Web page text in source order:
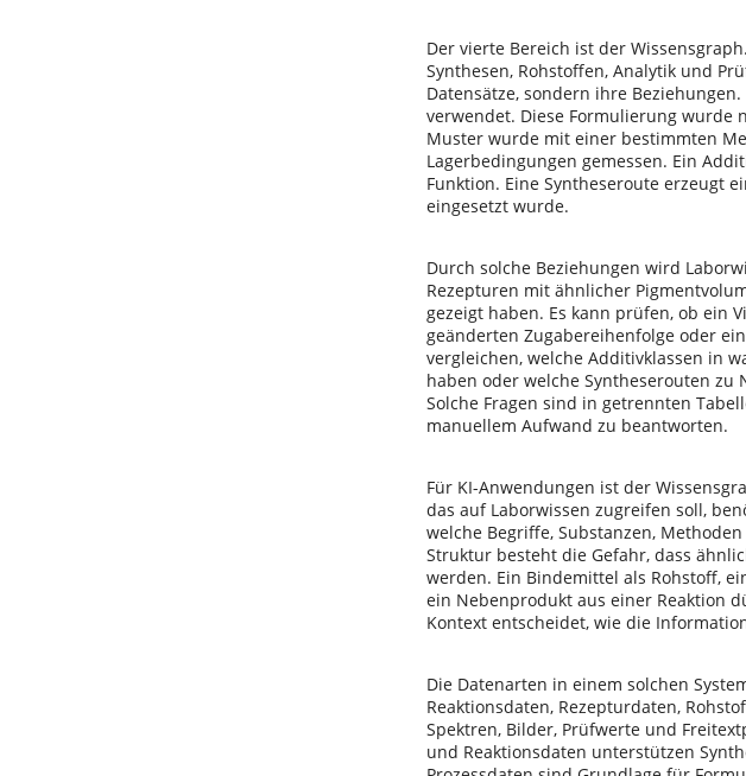
Der vierte Bereich ist der
Synthesen, Rohstoffen, Analytik und
Datensätze, sondern ihre
verwendet. Diese Formulierung wurde
Muster wurde mit einer bestimmten
Lagerbedingungen gemessen. Ein
Funktion. Eine Syntheseroute erzeugt
eingesetzt wurde.
Durch solche Beziehungen wird
Rezepturen mit ähnlicher
gezeigt haben. Es kann prüfen, ob ein
geänderten Zugabereihenfolge oder
vergleichen, welche Additivklassen in
haben oder welche Syntheserouten
Solche Fragen sind in getrennten
manuellem Aufwand zu beantworten.
Für KI-Anwendungen ist der
das auf Laborwissen zugreifen soll,
welche Begriffe, Substanzen,
Struktur besteht die Gefahr, dass
werden. Ein Bindemittel als Rohstoff,
ein Nebenprodukt aus einer Reaktion
Kontext entscheidet, wie die
Die Datenarten in einem solchen
Reaktionsdaten, Rezepturdaten,
Spektren, Bilder, Prüfwerte und
und Reaktionsdaten unterstützen